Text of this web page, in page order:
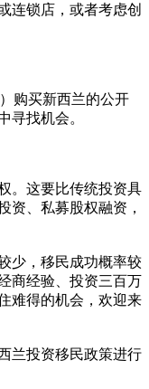
连锁店，或者考虑创
购买新西兰的公开
寻找机会。
。这要比传统投资具
资、私募股权融资，
少，移民成功概率较
商经验、投资三百万
难得的机会，欢迎来
兰投资移民政策进行